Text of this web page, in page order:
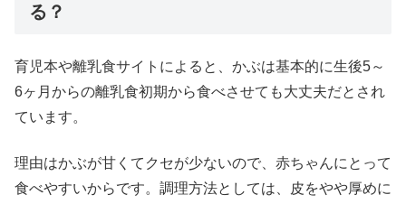
る？
育児本や離乳食サイトによると、かぶは基本的に生後5～
6ヶ月からの離乳食初期から食べさせても大丈夫だとされ
ています。
理由はかぶが甘くてクセが少ないので、赤ちゃんにとって
食べやすいからです。調理方法としては、皮をやや厚めに